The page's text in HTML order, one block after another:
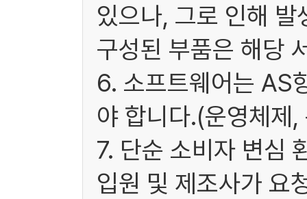
있으나, 그로 인해
구성된 부품은 해당
6. 소프트웨어는 AS
야 합니다.(운영체제
7. 단순 소비자 변심
입원 및 제조사가 요